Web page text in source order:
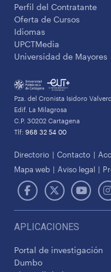
Perfil del Contratante
Oferta de Cursos
Idiomas
UPCTMedia
Universidad de Mayores
Pza. del Cronista Isidoro
Edif. La Milagrosa
C.P. 30202 Cartagena
Tlf: 968 32 54 00
Directorio Contacto
Mapa web
Aviso legal
APLICACIONES
Portal de investigación
Dumbo